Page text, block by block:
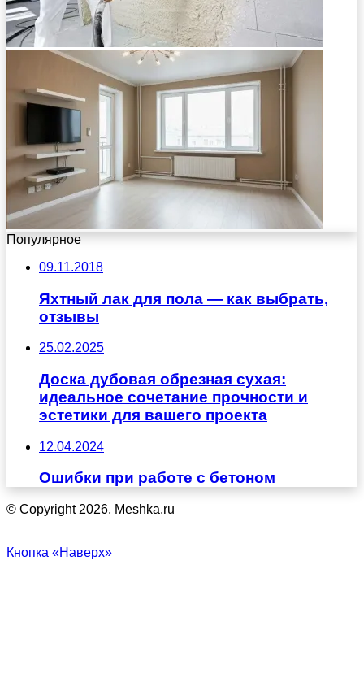
Популярное
09.11.2018
Яхтный лак для пола — как выбрать,
отзывы
25.02.2025
Доска дубовая обрезная сухая:
идеальное сочетание прочности и
эстетики для вашего проекта
12.04.2024
Ошибки при работе с бетоном
© Copyright 2026, Meshka.ru
Кнопка «Наверх»